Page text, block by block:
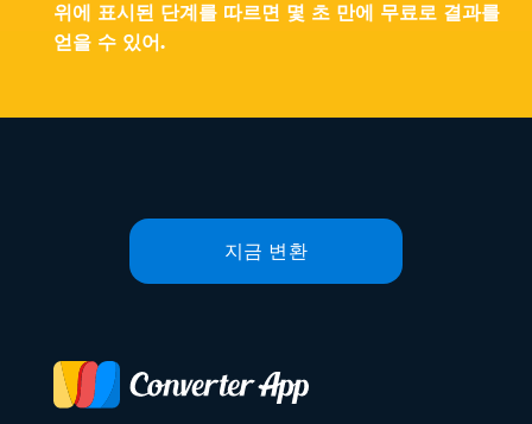
위에 표시된 단계를 따르면 몇 초 만에 무료로 결과를
얻을 수 있어.
지금 변환